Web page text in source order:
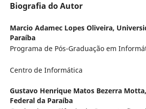
Biografia do Autor
Marcio Adamec Lopes Oliveira,
Paraíba
Programa de Pós-Graduação em
Centro de Informática
Gustavo Henrique Matos Bezerra Motta,
Federal da Paraíba